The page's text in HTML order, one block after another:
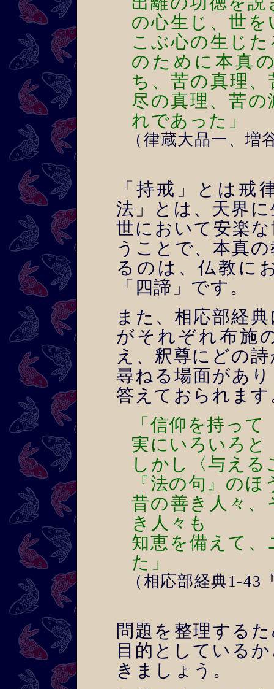
の心生じ、世
こぶ心の生じ
のために本真
ち、苦の真理
尽の真理、苦
れであった」
（律蔵大品一、
「持戒」とは戒
法」とは、天界
世において安楽
うことで、本真
るのは、仏教に
「四諦」です。
また、相応部経
がそれぞれ布施
え、釈尊にどの
尋ねる場面があ
答えておられます
「信仰を持っ
実にいろいろ
しかし〈与える
『法の句』の
昔の善き人々
き人々も
知恵を備えて
た」
（相応部経典1-
問題を整理する
目的としている
きましょう。